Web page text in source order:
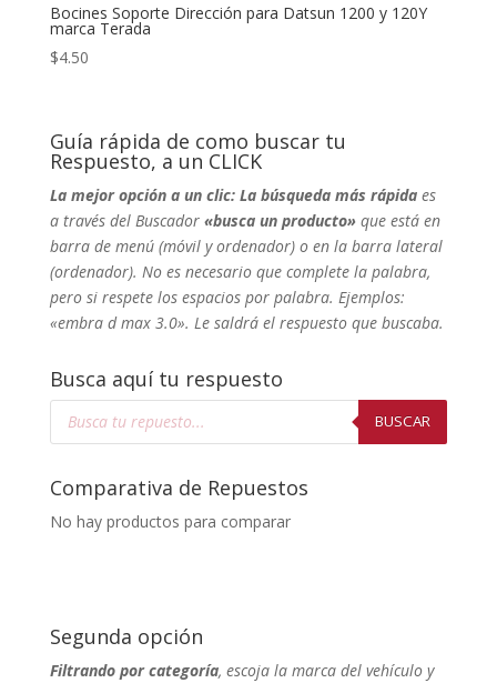
Bocines Soporte Dirección para Datsun 1200 y 120Y
marca Terada
$4.50
Guía rápida de como buscar tu
Respuesto, a un CLICK
La mejor opción a un clic: La búsqueda más rápida es
a través del Buscador«busca un producto»que está en
barra de menú (móvil y ordenador) o en la barra lateral
(ordenador). Noes necesario que complete la palabra,
pero si respete los espacios por palabra. Ejemplos:
«embra d max 3.0». Le saldrá el respuesto que buscaba.
Busca aquí tu respuesto
Búsqueda
BUSCAR
Comparativa de Repuestos
No hay productos para comparar
Segunda opción
Filtrando por categoría, escoja la marca del vehículo y